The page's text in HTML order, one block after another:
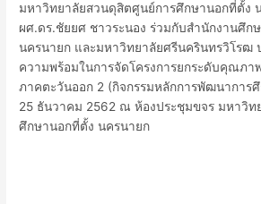
มหาวิทยาลัยสวนดุสิตศูนย์การศึกษานอกที่ตั้ง
ผศ.ดร.ชัยยศ ชาวระนอง ร่วมกับสำนักงานศึก
นครนายก และมหาวิทยาลัยศรีนครินทรวิโรฒ
ความพร้อมในการจัดโครงการยกระดับคุณภา
ภาคตะวันออก 2 (กิจกรรมหลักการพัฒนาการ
25 ธันวาคม 2562 ณ ห้องประชุมขจร มหาวิท
ศึกษานอกที่ตั้ง นครนายก